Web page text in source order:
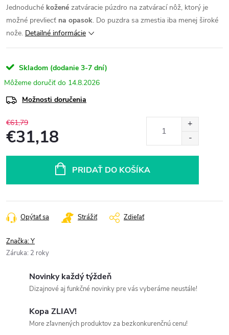
Jednoduché kožené zatváracie púzdro na zatvárací nôž, ktorý je
možné prevliecť na opasok. Do puzdra sa zmestia iba menej široké
nože. Detailné informácie
Skladom (dodanie 3-7 dní)
14.8.2026
Možnosti doručenia
€61,79
€31,18
PRIDAŤ DO KOŠÍKA
Opýtať sa Strážiť Zdieľať
Značka:Y
Záruka: 2 roky
Novinky každý týždeň
Dizajnové aj funkčné novinky pre vás vyberáme neustále!
Kopa ZLIAV!
More zľavnených produktov za bezkonkurenčnú cenu!